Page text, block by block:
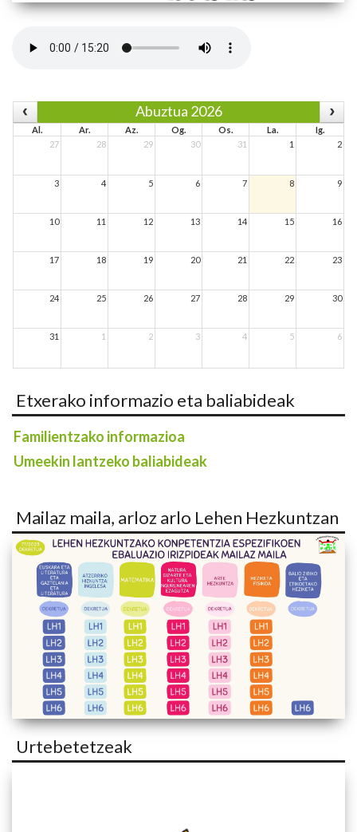
Abuztua 2026
Al. Ar. Az. Og. Os. La.
Ig.
27
28 29 30 31 1 2
3 4 5 6 7 8 9
10 11 12 13 14 15 16
17 18 19 20 21 22 23
24 25 26 27 28 29 30
31 1 2 3 4 5 6
Etxerako informazio eta baliabideak
Familientzako informazioa
Umeekin lantzeko baliabideak
Mailaz maila, arloz arlo Lehen Hezkuntzan
Urtebetetzeak